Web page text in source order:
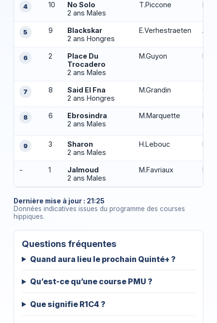
4 10
No Solo
2 ans Males
T.Piccone
5 9
Blackskar
2 ans Hongres
E.Verhestraeten
6 2
Place Du
Trocadero
2 ans Males
M.Guyon
7 8
Said El Fna
2 ans Hongres
M.Grandin
8 6
Ebrosindra
2 ans Males
M.Marquette
9 3
Sharon
2 ans Males
H.Lebouc
- 1
Jalmoud
2 ans Males
M.Favriaux
Dernière mise à jour : 21:25
Données indicatives issues du programme des courses
hippiques.
Questions fréquentes
Quand aura lieu le prochain Quinté+ ?
Qu’est-ce qu’une course PMU ?
Que signifie R1C4 ?